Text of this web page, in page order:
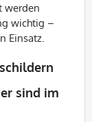
werden
wichtig –
Einsatz.
sind im